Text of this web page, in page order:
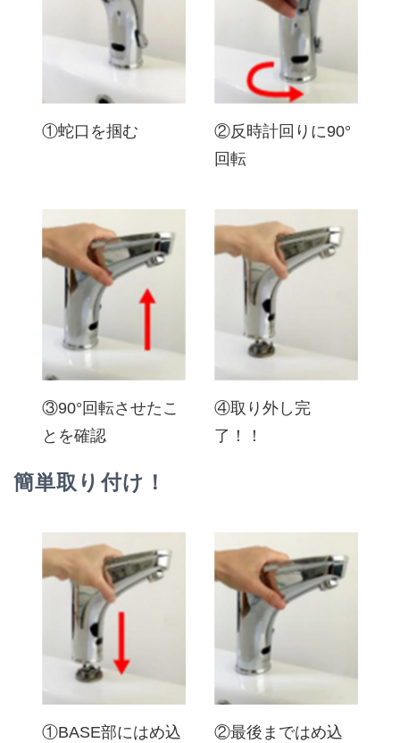
①蛇口を掴む
②反時計回りに90°
回転
③90°回転させたこ
とを確認
④取り外し完
了！！
簡単取り付け！
①BASE部にはめ込
②最後まではめ込